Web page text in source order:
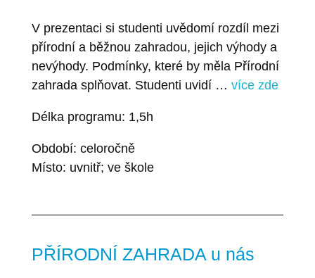
V prezentaci si studenti uvědomí rozdíl mezi
přírodní a běžnou zahradou, jejich výhody a
nevýhody. Podmínky, které by měla Přírodní
zahrada splňovat. Studenti uvidí … více zde
Délka programu: 1,5h
Období: celoročně
Místo: uvnitř; ve škole
PŘÍRODNÍ ZAHRADA u nás